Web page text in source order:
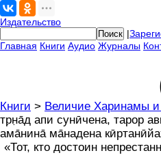
Издательство
|
Главная Книги Аудио Журналы
Книги > Величие Харинамы и
тр̣н̣а̄д апи сунӣчена, тарор
ама̄нина̄ ма̄надена
«Тот, кто достоин